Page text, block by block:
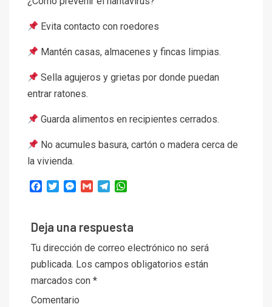
Evita contacto con roedores
Mantén casas, almacenes y fincas limpias.
Sella agujeros y grietas por donde puedan
entrar ratones.
Guarda alimentos en recipientes cerrados.
No acumules basura, cartón o madera cerca de
la vivienda.
Facebook
TwitterMessenger
Gmail Telegram
Deja una respuesta
Tu dirección de correo electrónico no será
publicada. Los campos obligatorios están
marcados con *
Comentario